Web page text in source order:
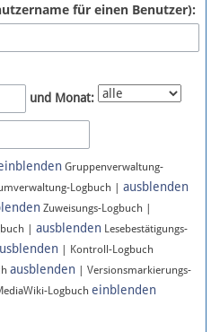
für einen Benutzer):
und Monat:
Gruppenverwaltung-
Logbuch | ausblenden
Zuweisungs-Logbuch |
| ausblenden Lesebestätigungs-
| Kontroll-Logbuch
ausblenden | Versionsmarkierungs-
Logbuch einblenden